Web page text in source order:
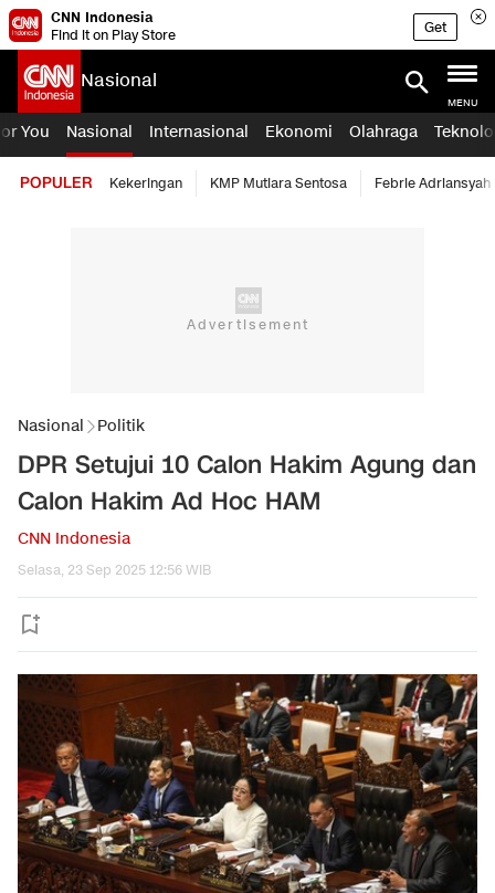
CNN Indonesia
Find it on Play Store
Get
Nasional
MENU
You Nasional Internasional Ekonomi Olahraga
POPULER Kekeringan KMP Mutiara Sentosa Febrie Adriansyah
Nasional Politik
DPR Setujui 10 Calon Hakim Agung dan
Calon Hakim Ad Hoc HAM
CNN Indonesia
Selasa, 23 Sep 2025 12:56 WIB